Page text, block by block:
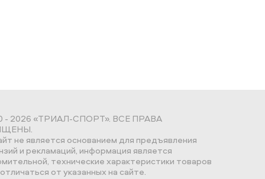
- 2026 «ТРИАЛ-СПОРТ». ВСЕ ПРАВА
не является основанием для предъявления
и рекламаций, информация является
технические характеристики товаров
от указанных на сайте.